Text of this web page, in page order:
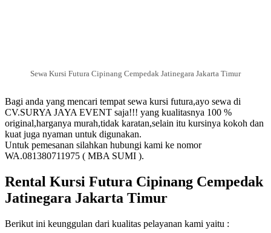
Sewa Kursi Futura Cipinang Cempedak Jatinegara Jakarta Timur
Bagi anda yang mencari tempat sewa kursi futura,ayo sewa di
CV.SURYA JAYA EVENT saja!!! yang kualitasnya 100 %
original,harganya murah,tidak karatan,selain itu kursinya kokoh dan
kuat juga nyaman untuk digunakan.
Untuk pemesanan silahkan hubungi kami ke nomor
WA.081380711975 ( MBA SUMI ).
Rental Kursi Futura Cipinang Cempedak
Jatinegara Jakarta Timur
Berikut ini keunggulan dari kualitas pelayanan kami yaitu :